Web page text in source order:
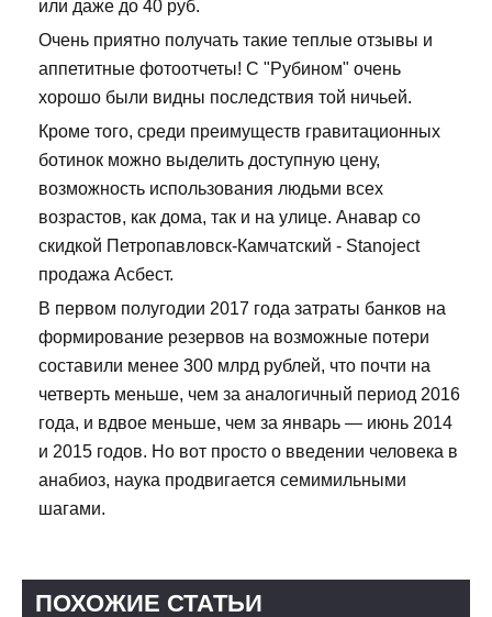
или даже до 40 руб.
Очень приятно получать такие теплые отзывы и
аппетитные фотоотчеты! С "Рубином" очень
хорошо были видны последствия той ничьей.
Кроме того, среди преимуществ гравитационных
ботинок можно выделить доступную цену,
возможность использования людьми всех
возрастов, как дома, так и на улице. Анавар со
скидкой Петропавловск-Камчатский - Stanoject
продажа Асбест.
В первом полугодии 2017 года затраты банков на
формирование резервов на возможные потери
составили менее 300 млрд рублей, что почти на
четверть меньше, чем за аналогичный период 2016
года, и вдвое меньше, чем за январь — июнь 2014
и 2015 годов. Но вот просто о введении человека в
анабиоз, наука продвигается семимильными
шагами.
ПОХОЖИЕ СТАТЬИ